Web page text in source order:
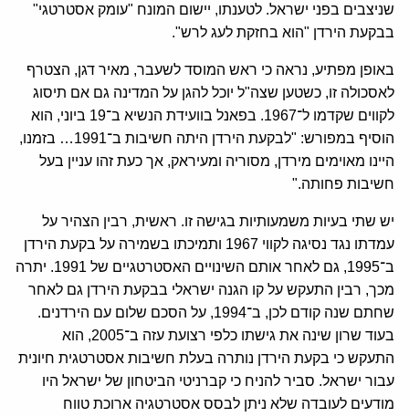
שניצבים בפני ישראל. לטענתו, יישום המונח "עומק אסטרטגי"
בבקעת הירדן "הוא בחזקת לעג לרש".
באופן מפתיע, נראה כי ראש המוסד לשעבר, מאיר דגן, הצטרף
לאסכולה זו, כשטען שצה"ל יוכל להגן על המדינה גם אם תיסוג
לקווים שקדמו ל־1967. בפאנל בוועידת הנשיא ב־19 ביוני, הוא
הוסיף במפורש: "לבקעת הירדן היתה חשיבות ב־1991… בזמנו,
היינו מאוימים מירדן, מסוריה ומעיראק, אך כעת זהו עניין בעל
חשיבות פחותה."
יש שתי בעיות משמעותיות בגישה זו. ראשית, רבין הצהיר על
עמדתו נגד נסיגה לקווי 1967 ותמיכתו בשמירה על בקעת הירדן
ב־1995, גם לאחר אותם השינויים האסטרטגיים של 1991. יתרה
מכך, רבין התעקש על קו הגנה ישראלי בבקעת הירדן גם לאחר
שחתם שנה קודם לכן, ב־1994, על הסכם שלום עם הירדנים.
בעוד שרון שינה את גישתו כלפי רצועת עזה ב־2005, הוא
התעקש כי בקעת הירדן נותרה בעלת חשיבות אסטרטגית חיונית
עבור ישראל. סביר להניח כי קברניטי הביטחון של ישראל היו
מודעים לעובדה שלא ניתן לבסס אסטרטגיה ארוכת טווח